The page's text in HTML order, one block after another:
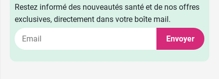
Restez informé des nouveautés santé et de nos offres
exclusives, directement dans votre boîte mail.
Envoyer